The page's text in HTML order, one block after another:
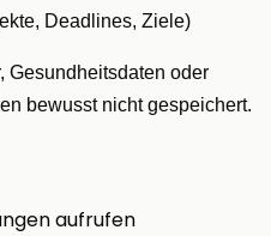
Deadlines, Ziele)
Gesundheitsdaten oder
bewusst nicht gespeichert.
aufrufen